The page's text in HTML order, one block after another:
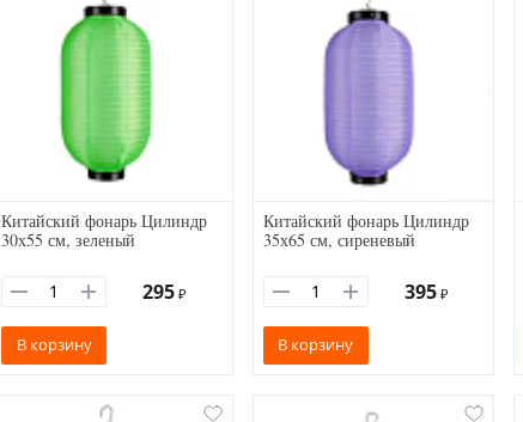
Китайский фонарь Цилиндр
30х55 см, зеленый
295 ₽
В корзину
Китайский фонарь Цилиндр
35х65 см, сиреневый
395 ₽
В корзину